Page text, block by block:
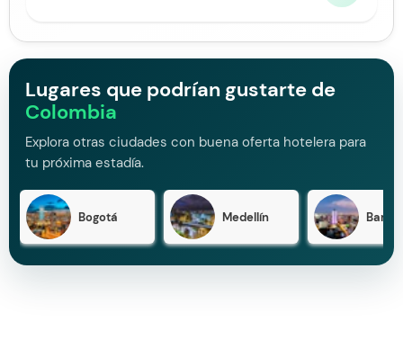
Lugares que podrían gustarte de
Colombia
Explora otras ciudades con buena oferta hotelera para
tu próxima estadía.
Bogotá Medellín